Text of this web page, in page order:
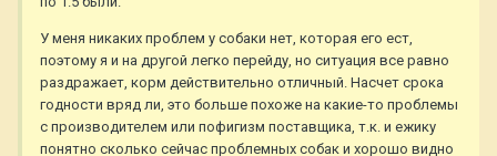
У меня никаких проблем у собаки нет, которая его ест,
поэтому я и на другой легко перейду, но ситуация все равно
раздражает, корм действительно отличный. Насчет срока
годности вряд ли, это больше похоже на какие-то проблемы
с производителем или пофигизм поставщика, т.к. и ежику
понятно сколько сейчас проблемных собак и хорошо видно